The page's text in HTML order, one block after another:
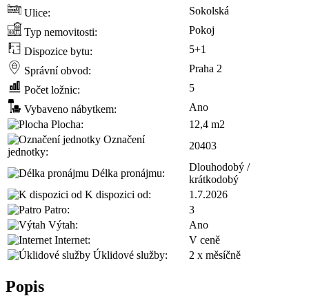
Ulice:
Sokolská
Typ nemovitosti:
Pokoj
Dispozice bytu:
5+1
Správní obvod:
Praha 2
Počet ložnic:
5
Vybaveno nábytkem:
Ano
Plocha:
12,4 m2
Označení
jednotky:
20403
Délka pronájmu:
Dlouhodobý /
krátkodobý
K dispozici od:
1.7.2026
Patro:
3
Výtah:
Ano
Internet:
V ceně
Úklidové služby:
2 x měsíčně
Popis